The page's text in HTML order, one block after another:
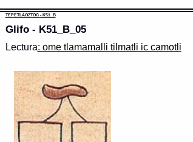
Sentido: fruto
Valor fonético: fruto
https://tlachia.iib.unam.mx/elemento/03.04.27
TEPETLAOZTOC - K51_B
Glifo - K51_B_05
Lectura: ome tlamamalli tilmatli ic camotli